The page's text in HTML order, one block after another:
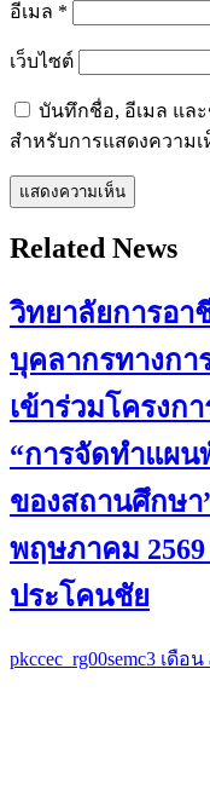
อีเมล *
เว็บไซต์
บันทึกชื่อ, อีเมล แล
สำหรับการแสดงความเ
Related News
วิทยาลัยการอ
บุคลากรทางกา
เข้าร่วมโครงก
“การจัดทำแผ
ของสถานศึกษา
พฤษภาคม
ประโคนชัย
pkccec_rg00semc3 เดือน